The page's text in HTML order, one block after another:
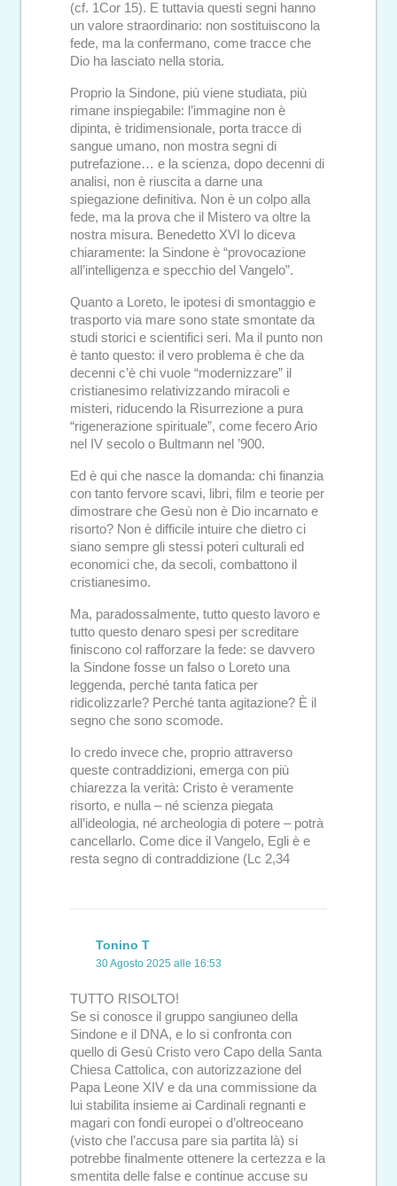
(cf. 1Cor 15). E tuttavia questi segni hanno
un valore straordinario: non sostituiscono la
fede, ma la confermano, come tracce che
Dio ha lasciato nella storia.
Proprio la Sindone, più viene studiata, più
rimane inspiegabile: l’immagine non è
dipinta, è tridimensionale, porta tracce di
sangue umano, non mostra segni di
putrefazione… e la scienza, dopo decenni di
analisi, non è riuscita a darne una
spiegazione definitiva. Non è un colpo alla
fede, ma la prova che il Mistero va oltre la
nostra misura. Benedetto XVI lo diceva
chiaramente: la Sindone è “provocazione
all’intelligenza e specchio del Vangelo”.
Quanto a Loreto, le ipotesi di smontaggio e
trasporto via mare sono state smontate da
studi storici e scientifici seri. Ma il punto non
è tanto questo: il vero problema è che da
decenni c’è chi vuole “modernizzare” il
cristianesimo relativizzando miracoli e
misteri, riducendo la Risurrezione a pura
“rigenerazione spirituale”, come fecero Ario
nel IV secolo o Bultmann nel ’900.
Ed è qui che nasce la domanda: chi finanzia
con tanto fervore scavi, libri, film e teorie per
dimostrare che Gesù non è Dio incarnato e
risorto? Non è difficile intuire che dietro ci
siano sempre gli stessi poteri culturali ed
economici che, da secoli, combattono il
cristianesimo.
Ma, paradossalmente, tutto questo lavoro e
tutto questo denaro spesi per screditare
finiscono col rafforzare la fede: se davvero
la Sindone fosse un falso o Loreto una
leggenda, perché tanta fatica per
ridicolizzarle? Perché tanta agitazione? È il
segno che sono scomode.
Io credo invece che, proprio attraverso
queste contraddizioni, emerga con più
chiarezza la verità: Cristo è veramente
risorto, e nulla – né scienza piegata
all’ideologia, né archeologia di potere – potrà
cancellarlo. Come dice il Vangelo, Egli è e
resta segno di contraddizione (Lc 2,34
Tonino T
30 Agosto 2025 alle 16:53
TUTTO RISOLTO!
Se si conosce il gruppo sangiuneo della
Sindone e il DNA, e lo si confronta con
quello di Gesù Cristo vero Capo della Santa
Chiesa Cattolica, con autorizzazione del
Papa Leone XIV e da una commissione da
lui stabilita insieme ai Cardinali regnanti e
magari con fondi europei o d’oltreoceano
(visto che l’accusa pare sia partita là) si
potrebbe finalmente ottenere la certezza e la
smentita delle false e continue accuse su